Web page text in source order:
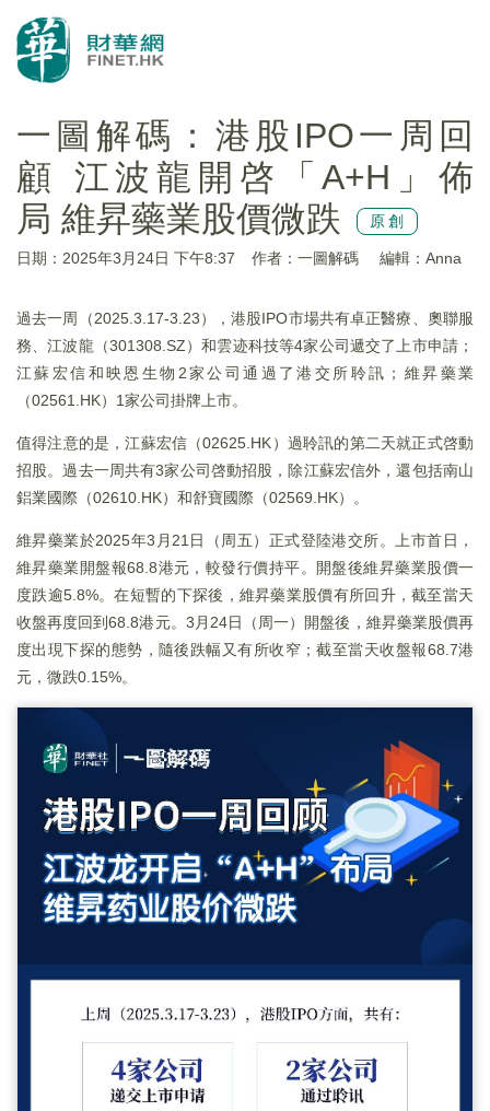
一圖解碼：港股IPO一周回
顧 江波龍開啓「A+H」佈
局 維昇藥業股價微跌
原創
日期：2025年3月24日 下午8:37 作者：一圖解碼 編輯：Anna
過去一周（2025.3.17-3.23），港股IPO市場共有卓正醫療、奧聯服
務、江波龍（301308.SZ）和雲迹科技等4家公司遞交了上市申請；
江蘇宏信和映恩生物2家公司通過了港交所聆訊；維昇藥業
（02561.HK）1家公司掛牌上市。
值得注意的是，江蘇宏信（02625.HK）過聆訊的第二天就正式啓動
招股。過去一周共有3家公司啓動招股，除江蘇宏信外，還包括南山
鋁業國際（02610.HK）和舒寶國際（02569.HK）。
維昇藥業於2025年3月21日（周五）正式登陸港交所。上市首日，
維昇藥業開盤報68.8港元，較發行價持平。開盤後維昇藥業股價一
度跌逾5.8%。在短暫的下探後，維昇藥業股價有所回升，截至當天
收盤再度回到68.8港元。3月24日（周一）開盤後，維昇藥業股價再
度出現下探的態勢，隨後跌幅又有所收窄；截至當天收盤報68.7港
元，微跌0.15%。